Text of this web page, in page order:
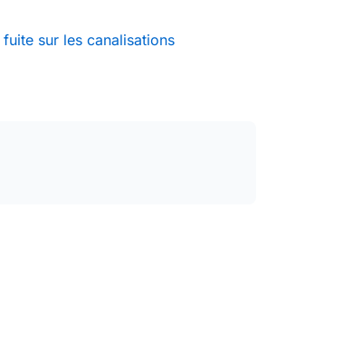
fuite sur les canalisations